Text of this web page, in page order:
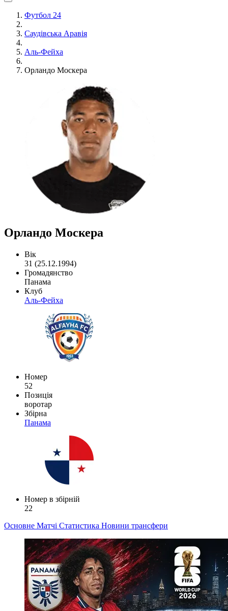
Футбол 24
Саудівська Аравія
Аль-Фейха
Орландо Москера
Орландо Москера
Вік
31 (25.12.1994)
Громадянство
Панама
Клуб
Аль-Фейха
Номер
52
Позиція
воротар
Збірна
Панама
Номер в збірній
22
Основне Матчі Статистика Новини трансфери